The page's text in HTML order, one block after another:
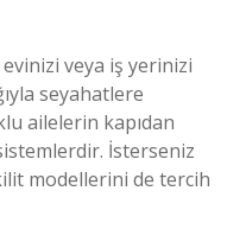
veya iş yerinizi
seyahatlere
ailelerin kapıdan
İsterseniz
modellerini de tercih